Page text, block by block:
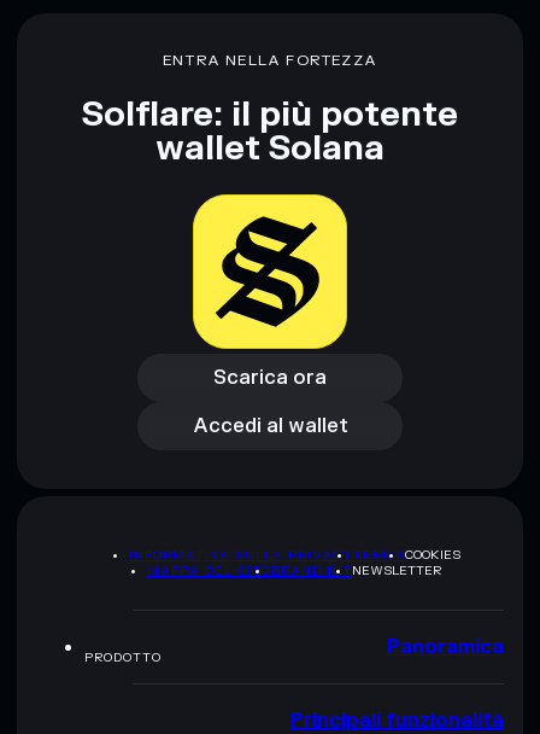
ENTRA NELLA FORTEZZA
Solflare: il più potente
wallet Solana
Scarica ora
Scarica ora
Accedi al wallet
Accedi al wallet
INFORMATIVA SULLA PRIVACYTERMSCOOKIES
MAPPA DEL SITOBRAND KITNEWSLETTER
PRODOTTO Panoramica
Principali funzionalità